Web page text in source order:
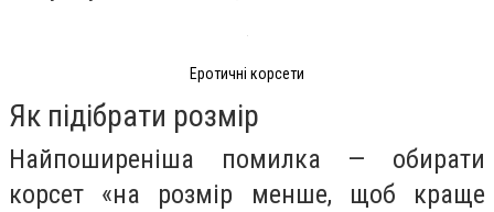
Еротичні корсети
Як підібрати розмір
Найпоширеніша помилка — обирати
корсет «на розмір менше, щоб краще